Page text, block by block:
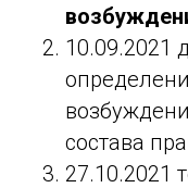
10.09.2021
состава
27.10.2021